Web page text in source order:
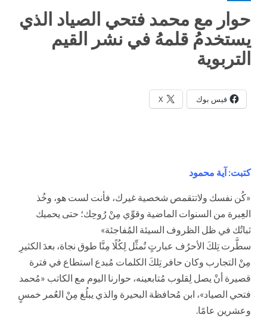
حوار مع محمد فتحي الصياد الذي
يستخدمُ قلمهُ في نشر القيم
التربوية
فيس بوك X
كتبت: آية محمود
«كُن نفسك ولاتتقمص شخصية غيرك، فأنت لست هو، وخُذ
العِبرة من السنوات الماضية وقوِّي مِنْ رُوحِك؛ حتى يحميك
ثباتُك في ظل الظروف السيئة المُفاجئة»
سطَّرت تِلكَ الأحرُف عبارتٍ تُمثِّل لِكُلًا مِنَّا طوق نجاة، بعدَ الكثيرِ
مِنْ التجارب وكان حافر تِلكَ الكلمات مُبدع استطاع في فترة
قصيرة أنْ يصل لِقلوب مُتابعينه، حوارنا اليوم مع الكاتب «مُحمد
فتحي الصياد»، ابن مُحافظة البحيرة والذي يبلُغ مِنْ العُمر خمسٍ
وعشرين عامًا.